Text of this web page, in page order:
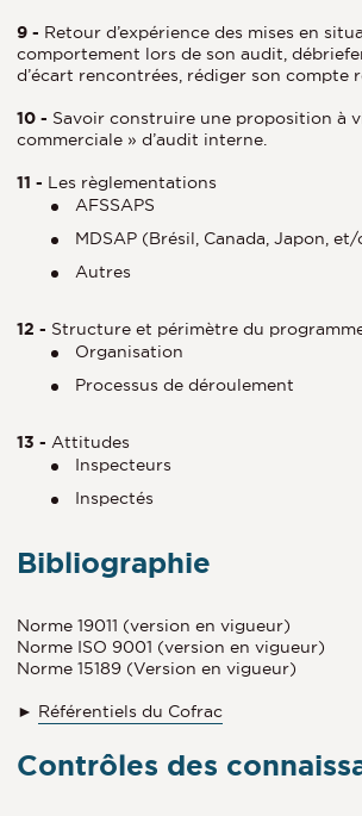
9 - Retour d’expérience des mises en
comportement lors de son audit,
d’écart rencontrées, rédiger son compte
10 - Savoir construire une proposition à
commerciale » d’audit interne.
11 - Les règlementations
AFSSAPS
MDSAP (Brésil, Canada, Japon,
Autres
12 - Structure et périmètre du
Organisation
Processus de déroulement
13 - Attitudes
Inspecteurs
Inspectés
Bibliographie
Norme 19011 (version en vigueur)
Norme ISO 9001 (version en vigueur)
Norme 15189 (Version en vigueur)
► Référentiels du Cofrac
Contrôles des